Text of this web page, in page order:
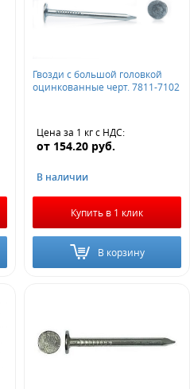
Гвозди с большой головкой
оцинкованные черт. 7811-7102
Цена за 1 кгс НДС:
от 154.20 руб.
В наличии
Купить в 1 клик
В корзину